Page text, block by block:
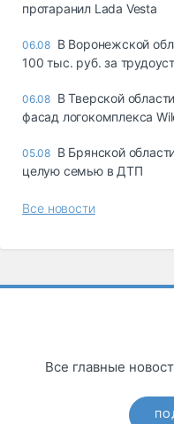
протаранил Lada Vesta
06.08 В Воронежской
100 тыс. руб. за
06.08 В Тверской
фасад логокомплекса
05.08 В Брянской
целую семью в ДТП
Все новости
Все главные